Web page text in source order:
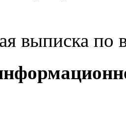
выписка